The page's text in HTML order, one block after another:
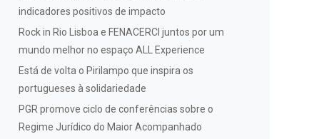
indicadores positivos de impacto
Rock in Rio Lisboa e FENACERCI juntos por um
mundo melhor no espaço ALL Experience
Está de volta o Pirilampo que inspira os
portugueses à solidariedade
PGR promove ciclo de conferências sobre o
Regime Jurídico do Maior Acompanhado